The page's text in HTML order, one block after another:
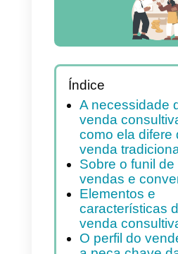
Índice
A
venda
como ela
venda